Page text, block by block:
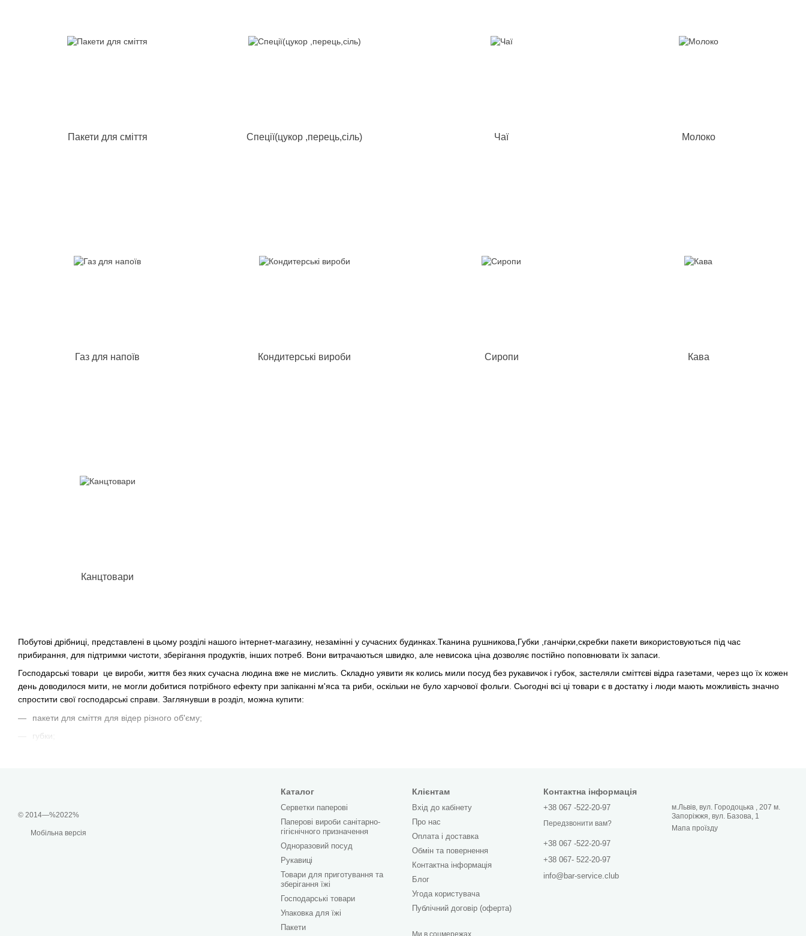
Побутові дрібниці, представлені в цьому розділі нашого інтернет-магазину, незамінні у сучасних будинках.Тканина рушникова,Губки ,ганчірки,скребки пакети використовуються під час
прибирання, для підтримки чистоти, зберігання продуктів, інших потреб. Вони витрачаються швидко, але невисока ціна дозволяє постійно поповнювати їх запаси.
Господарські товари це вироби, життя без яких сучасна людина вже не мислить. Складно уявити як колись мили посуд без рукавичок і губок, застеляли сміттєві відра газетами, через що їх кожен
день доводилося мити, не могли добитися потрібного ефекту при запіканні м'яса та риби, оскільки не було харчової фольги. Сьогодні всі ці товари є в достатку і люди мають можливість значно
спростити свої господарські справи. Заглянувши в розділ, можна купити:
пакети для сміття для відер різного об'єму;
губки;
Асортимент складений таким чином, щоб покупці могли відразу ж замовити все необхідне для підтримки затишку і чистоти в своїх будинках та офісах.Господарські товари потребують
регулярного оновлення, оскільки в силу специфіки застосування, на них швидко накопичуються бактерії.
Багато господарських товарів мають чітко обмежений термін використання. Наприклад, губки кухонні рекомендується міняти кожен місяць, оскільки в їх порах накопичуються залишки засобів
для миття посуду. Серветки для прибирання, особливо вологі, також не слід використовувати довше місячного терміну.
Пакети для сміття Спеції(цукор ,перець,сіль) Чаї Молоко
Газ для напоїв Кондитерські вироби Сиропи Кава
Канцтовари
© 2014—%2022%
Мобільна версія
Каталог
Серветки паперові
Паперові вироби санітарно-
гігієнічного призначення
Одноразовий посуд
Рукавиці
Товари для приготування та
зберігання їжі
Господарські товари
Упаковка для їжі
Пакети
Клієнтам
Вхід до кабінету
Про нас
Оплата і доставка
Обмін та повернення
Контактна інформація
Блог
Угода користувача
Публічний договір (оферта)
Ми в соцмережах
Контактна інформація
+38 067 -522-20-97
Передзвонити вам?
+38 067 -522-20-97
+38 067- 522-20-97
info@bar-service.club
м.Львів, вул. Городоцька , 207 м.
Запоріжжя, вул. Базова, 1
Мапа проїзду